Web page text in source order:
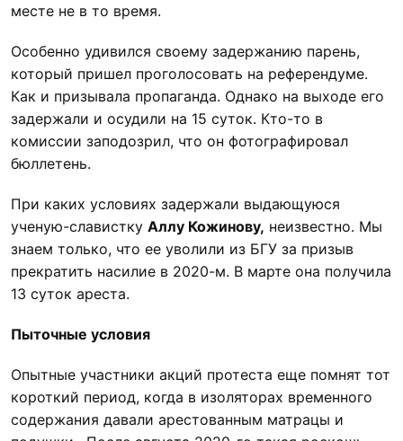
месте не в то время.
Особенно удивился своему задержанию парень,
который пришел проголосовать на референдуме.
Как и призывала пропаганда. Однако на выходе его
задержали и осудили на 15 суток. Кто-то в
комиссии заподозрил, что он фотографировал
бюллетень.
При каких условиях задержали выдающуюся
ученую-славистку Аллу Кожинову, неизвестно. Мы
знаем только, что ее уволили из БГУ за призыв
прекратить насилие в 2020-м. В марте она получила
13 суток ареста.
Пыточные условия
Опытные участники акций протеста еще помнят тот
короткий период, когда в изоляторах временного
содержания давали арестованным матрацы и